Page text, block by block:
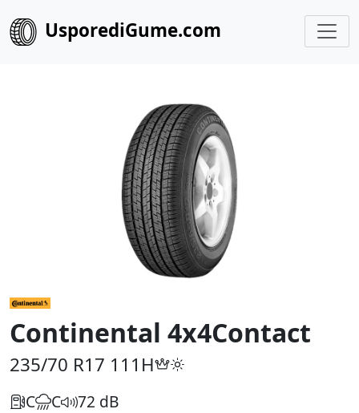
UsporediGume.com
Continental 4x4Contact
235/70 R17 111H
C C 72 dB